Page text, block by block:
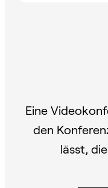
Eine
den
lässt,